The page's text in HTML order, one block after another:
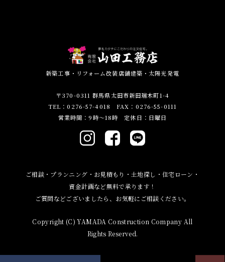
新築工事・リフォーム改装店舗建築・太陽光発電
〒370-0311 群馬県太田市新田瑞木町1-4
TEL：0276-57-4018 FAX：0276-55-0111
営業時間：9時～18時 定休日：日曜日
ご相談・プランニング・お見積もり・土地探し・住宅ローン・
資金計画など無料で承ります！
ご質問などございましたら、お気軽にご相談ください。
Copyright (C) YAMADA Construction Company All
Rights Reserved.